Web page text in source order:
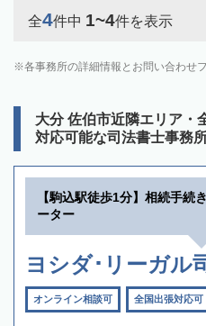
全4件中 1~4件を表示
各事務所の詳細情報とお問い合わせ
大分 佐伯市近隣エリア・
対応可能な司法書士事務
【駒込駅徒歩1分】相続手続
ーター
ヨシダ･リーガル
オンライン相談可 全国出張対応可